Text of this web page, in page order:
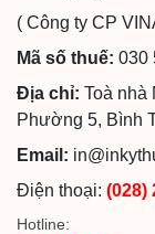
( Công ty CP
Mã số thuế: 030
Địa chỉ: Toà nhà
Phường 5, Bình
Email:
Điện thoại: (028)
Hotline: